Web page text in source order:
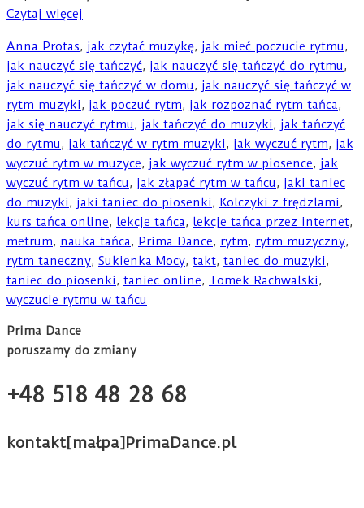
Czytaj więcej
Anna Protas, jak czytać muzykę, jak mieć poczucie rytmu,
jak nauczyć się tańczyć, jak nauczyć się tańczyć do rytmu,
jak nauczyć się tańczyć w domu, jak nauczyć się tańczyć w
rytm muzyki, jak poczuć rytm, jak rozpoznać rytm tańca,
jak się nauczyć rytmu, jak tańczyć do muzyki, jak tańczyć
do rytmu, jak tańczyć w rytm muzyki, jak wyczuć rytm, jak
wyczuć rytm w muzyce, jak wyczuć rytm w piosence, jak
wyczuć rytm w tańcu, jak złapać rytm w tańcu, jaki taniec
do muzyki, jaki taniec do piosenki, Kolczyki z frędzlami,
kurs tańca online, lekcje tańca, lekcje tańca przez internet,
metrum, nauka tańca, Prima Dance, rytm, rytm muzyczny,
rytm taneczny, Sukienka Mocy, takt, taniec do muzyki,
taniec do piosenki, taniec online, Tomek Rachwalski,
wyczucie rytmu w tańcu
Prima Dance
poruszamy do zmiany
+48 518 48 28 68
kontakt[małpa]PrimaDance.pl